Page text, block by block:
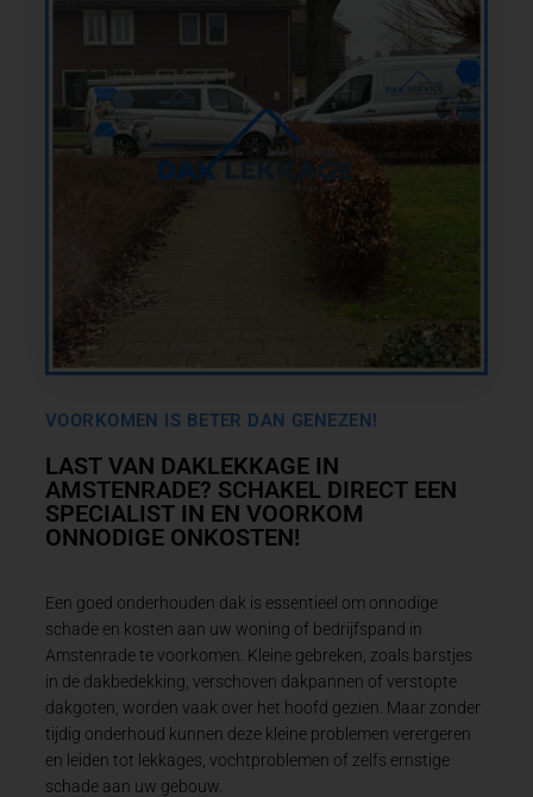
VOORKOMEN IS BETER DAN GENEZEN!
LAST VAN DAKLEKKAGE IN
AMSTENRADE? SCHAKEL DIRECT EEN
SPECIALIST IN EN VOORKOM
ONNODIGE ONKOSTEN!
Een goed onderhouden dak is essentieel om onnodige
schade en kosten aan uw woning of bedrijfspand in
Amstenrade te voorkomen. Kleine gebreken, zoals barstjes
in de dakbedekking, verschoven dakpannen of verstopte
dakgoten, worden vaak over het hoofd gezien. Maar zonder
tijdig onderhoud kunnen deze kleine problemen verergeren
en leiden tot lekkages, vochtproblemen of zelfs ernstige
schade aan uw gebouw.